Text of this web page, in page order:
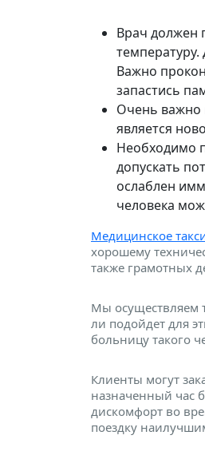
Врач должен
Важно
запастись
Очень важно
является
Необходимо
допускать
ослаблен
человека
Медицинское
хорошему
также грамотных
Мы осуществляем
ли подойдет для
больницу такого
Клиенты могут
назначенный час
дискомфорт во
поездку